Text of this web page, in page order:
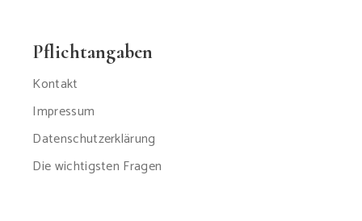
Pflichtangaben
Kontakt
Impressum
Datenschutzerklärung
Die wichtigsten Fragen